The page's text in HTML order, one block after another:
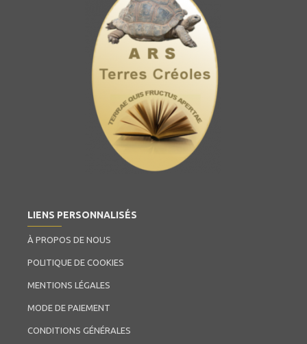
LIENS PERSONNALISÉS
À PROPOS DE NOUS
POLITIQUE DE COOKIES
MENTIONS LÉGALES
MODE DE PAIEMENT
CONDITIONS GÉNÉRALES